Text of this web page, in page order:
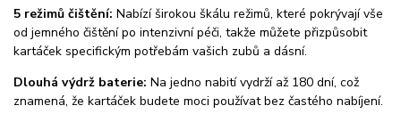
5 režimů čištění: Nabízí širokou škálu režimů, které pokrývají vše
od jemného čištění po intenzivní péči, takže můžete přizpůsobit
kartáček specifickým potřebám vašich zubů a dásní.
Dlouhá výdrž baterie: Na jedno nabití vydrží až 180 dní, což
znamená, že kartáček budete moci používat bez častého nabíjení.